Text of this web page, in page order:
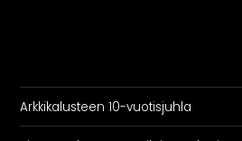
Arkkikalusteen 10-vuotisjuhla